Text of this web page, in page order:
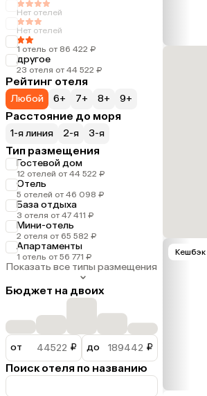
Нет отелей
Нет отелей
1 отель от 86 422 ₽
другое
23 отеля от 44 522 ₽
Рейтинг отеля
Любой 6+ 7+ 8+ 9+
Расстояние до моря
1-я линия 2-я 3-я
Тип размещения
Гостевой дом
12 отелей от 44 522 ₽
Отель
5 отелей от 46 098 ₽
База отдыха
3 отеля от 47 411 ₽
Мини-отель
2 отеля от 65 582 ₽
Апартаменты
1 отель от 56 771 ₽
Показать все типы размещения
Бюджет на двоих
от ₽ до ₽
Поиск отеля по названию
Кешбэк